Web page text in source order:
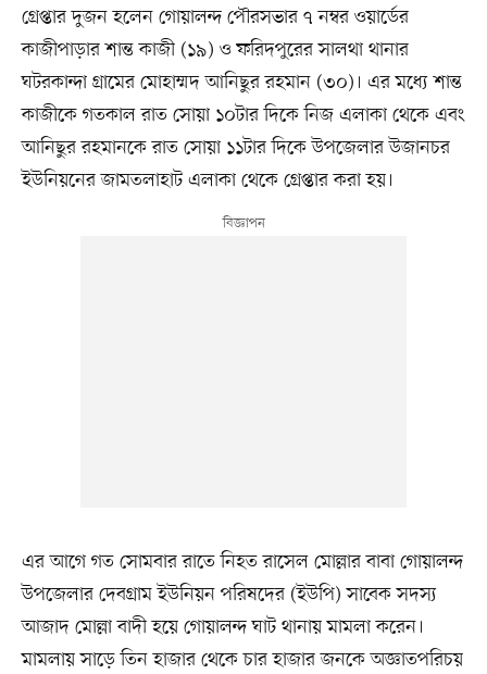
গ্রেপ্তার দুজন হলেন গোয়ালন্দ পৌরসভার ৭ নম্বর ওয়ার্ডের
কাজীপাড়ার শান্ত কাজী (১৯) ও ফরিদপুরের সালথা থানার
ঘটরকান্দা গ্রামের মোহাম্মদ আনিছুর রহমান (৩০)। এর মধ্যে শান্ত
কাজীকে গতকাল রাত সোয়া ১০টার দিকে নিজ এলাকা থেকে এবং
আনিছুর রহমানকে রাত সোয়া ১১টার দিকে উপজেলার উজানচর
ইউনিয়নের জামতলাহাট এলাকা থেকে গ্রেপ্তার করা হয়।
এর আগে গত সোমবার রাতে নিহত রাসেল মোল্লার বাবা গোয়ালন্দ
উপজেলার দেবগ্রাম ইউনিয়ন পরিষদের (ইউপি) সাবেক সদস্য
আজাদ মোল্লা বাদী হয়ে গোয়ালন্দ ঘাট থানায় মামলা করেন।
মামলায় সাড়ে তিন হাজার থেকে চার হাজার জনকে অজ্ঞাতপরিচয়